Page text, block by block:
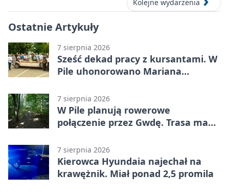
Kolejne wydarzenia
Ostatnie Artykuły
7 sierpnia 2026
Sześć dekad pracy z kursantami. W
Pile uhonorowano Mariana
7 sierpnia 2026
W Pile planują rowerowe
połączenie przez Gwdę. Trasa ma
7 sierpnia 2026
Kierowca Hyundaia najechał na
krawężnik. Miał ponad 2,5 promila